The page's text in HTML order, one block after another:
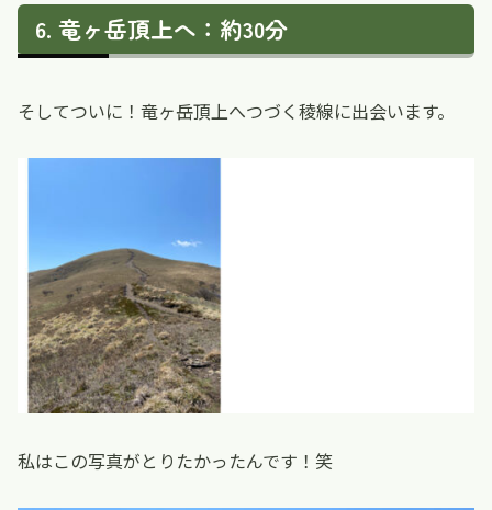
竜ヶ岳頂上へ：約30分
そしてついに！竜ヶ岳頂上へつづく稜線に出会います。
私はこの写真がとりたかったんです！笑